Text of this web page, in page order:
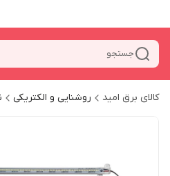
جستجو
کالای برق امید روشنایی و الکتریکی